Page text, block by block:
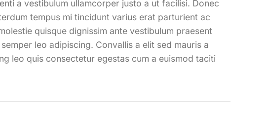
a vestibulum ullamcorper justo a ut facilisi. Donec
tempus mi tincidunt varius erat parturient ac
quisque dignissim ante vestibulum praesent
leo adipiscing. Convallis a elit sed mauris a
leo quis consectetur egestas cum a euismod taciti